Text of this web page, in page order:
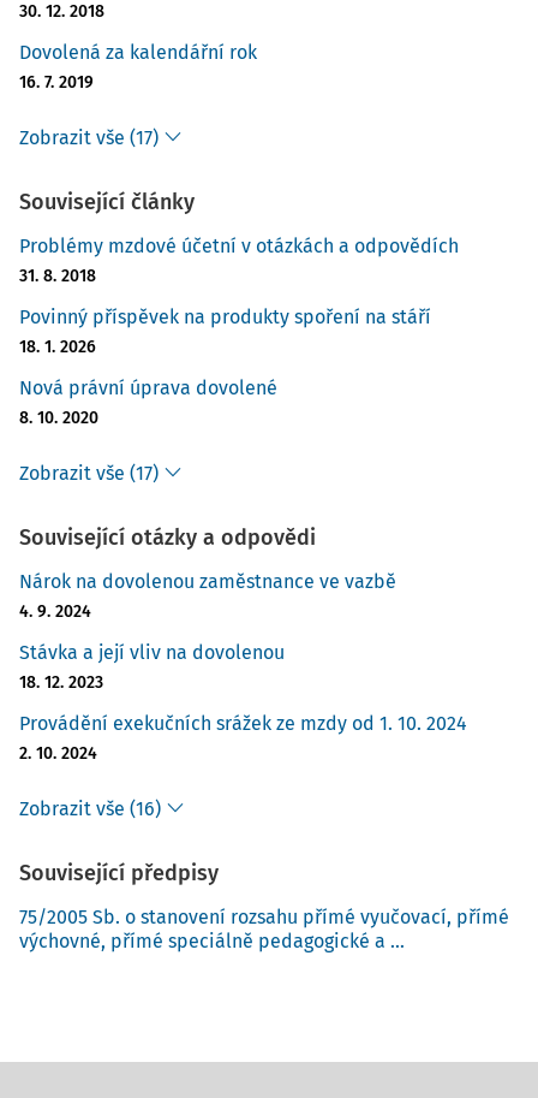
30. 12. 2018
Dovolená za kalendářní rok
16. 7. 2019
Zobrazit vše (17)
Související články
Problémy mzdové účetní v otázkách a odpovědích
31. 8. 2018
Povinný příspěvek na produkty spoření na stáří
18. 1. 2026
Nová právní úprava dovolené
8. 10. 2020
Zobrazit vše (17)
Související otázky a odpovědi
Nárok na dovolenou zaměstnance ve vazbě
4. 9. 2024
Stávka a její vliv na dovolenou
18. 12. 2023
Provádění exekučních srážek ze mzdy od 1. 10. 2024
2. 10. 2024
Zobrazit vše (16)
Související předpisy
75/2005 Sb. o stanovení rozsahu přímé vyučovací, přímé
výchovné, přímé speciálně pedagogické a ...